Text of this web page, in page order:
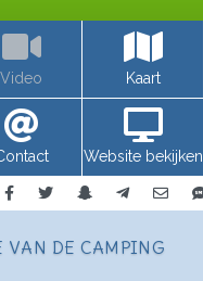
Video Kaart
Website bekijken
VAN DE CAMPING